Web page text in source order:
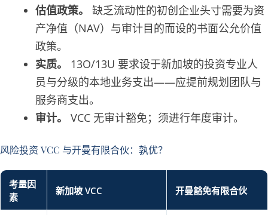
估值政策。
缺乏流动性的初创企业头寸需要为资
产净值（NAV）与审计目的而设的书面公允价值
政策。
实质。
13O/13U 要求设于新加坡的投资专业人
员与分级的本地业务支出——应提前规划团队与
服务商支出。
审计。
VCC 无审计豁免；须进行年度审计。
风险投资 VCC 与开曼有限合伙：孰优？
考量因
素
新加坡 VCC 开曼豁免有限合伙